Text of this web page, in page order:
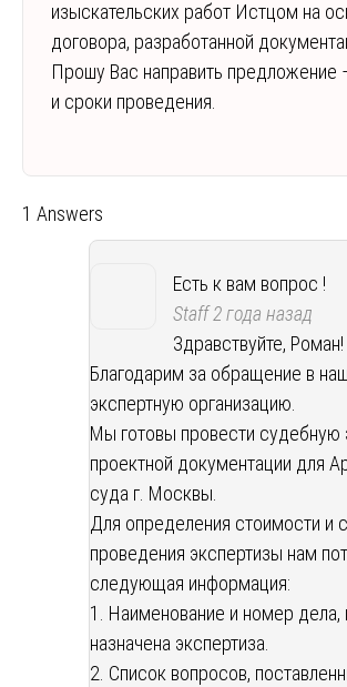
изыскательских работ Истцом на
договора, разработанной
Прошу Вас направить предложение
и сроки проведения.
1 Answers
Есть к вам вопрос !
Staff2 года назад
Здравствуйте, Роман!
Благодарим за обращение в
экспертную организацию.
Мы готовы провести судебную
проектной документации для
суда г. Москвы.
Для определения стоимости и
проведения экспертизы нам
следующая информация:
1. Наименование и номер дела,
назначена экспертиза.
2. Список вопросов,